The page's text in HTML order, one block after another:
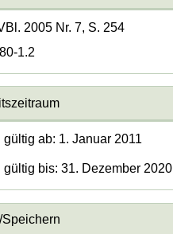
2005 Nr. 7, S. 254
1.2
gültig ab: 1. Januar 2011
gültig bis: 31. Dezember 2020
Speichern